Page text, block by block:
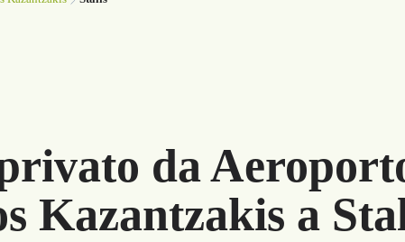
da
Kazantzakis a